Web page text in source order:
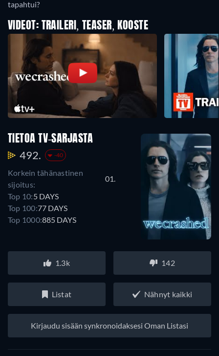
tapahtui?
VIDEOT: TRAILERI, TEASER, KOOSTE
TIETOA TV-SARJASTA
492. -40
Korkein tähänastinen
sijoitus:
01.
Top 10:5 DAYS
Top 100:77 DAYS
Top 1000:885 DAYS
1.3k 142
Listat Nähnyt kaikki
Kirjaudu sisään synkronoidaksesi Oman Listasi